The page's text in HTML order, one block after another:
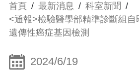
首頁 / 最新消息 / 科室新聞 /
<通報>檢驗醫學部精準診斷組
遺傳性癌症基因檢測
2024/6/19